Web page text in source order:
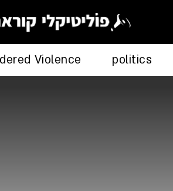
Violence politics